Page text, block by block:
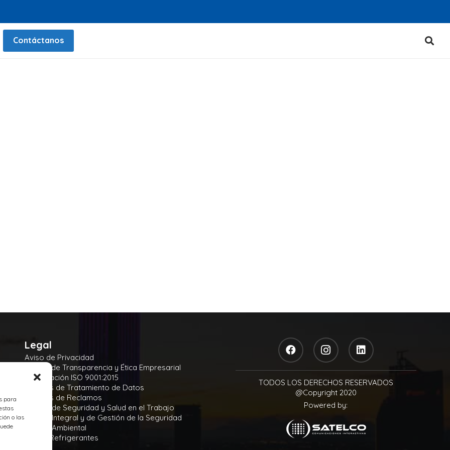
para
o las
Contáctanos
Legal
Aviso de Privacidad
Manual de Transparencia y Ética Empresarial
Certificación ISO 9001:2015
Políticas de Tratamiento de Datos
Políticas de Reclamos
Política de Seguridad y Salud en el Trabajo
Política Integral y de Gestión de la Seguridad
Política Ambiental
Gases Refrigerantes
TODOS LOS DERECHOS RESERVADOS
@Copyright 2020
Powered by: